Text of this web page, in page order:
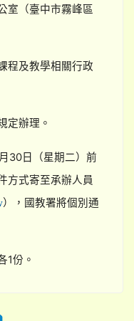
室（臺中市霧峰區
程及教學相關行政
定辦理。
30日（星期二）前
方式寄至承辦人員
），國教署將個別通
1份。